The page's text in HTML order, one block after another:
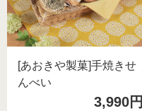
[あおきや製菓]手焼きせ
んべい
3,990円